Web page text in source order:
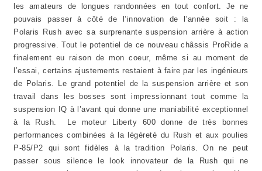
les amateurs de longues randonnées en tout confort. Je ne
pouvais passer à côté de l’innovation de l’année soit : la
Polaris Rush avec sa surprenante suspension arrière à action
progressive. Tout le potentiel de ce nouveau châssis ProRide a
finalement eu raison de mon coeur, même si au moment de
l’essai, certains ajustements restaient à faire par les ingénieurs
de Polaris. Le grand potentiel de la suspension arrière et son
travail dans les bosses sont impressionnant tout comme la
suspension IQ à l’avant qui donne une maniabilité exceptionnel
à la Rush. Le moteur Liberty 600 donne de très bonnes
performances combinées à la légèreté du Rush et aux poulies
P-85/P2 qui sont fidèles à la tradition Polaris. On ne peut
passer sous silence le look innovateur de la Rush qui ne